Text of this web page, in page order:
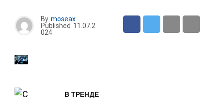
By moseax
Published 11.07.2
024
В ТРЕНДЕ